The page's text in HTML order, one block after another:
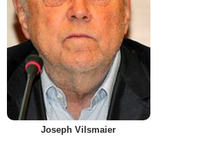
Joseph Vilsmaier